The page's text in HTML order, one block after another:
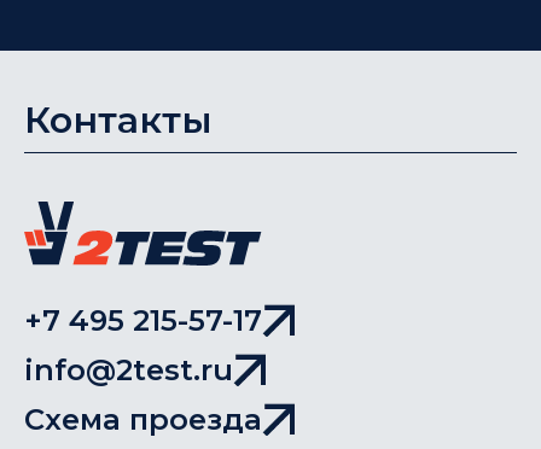
Контакты
+7 495 215-57-17
info@2test.ru
Схема проезда